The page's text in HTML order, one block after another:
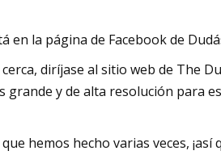
en la página de Facebook de
diríjase al sitio web de The
y de alta resolución para
hemos hecho varias veces,